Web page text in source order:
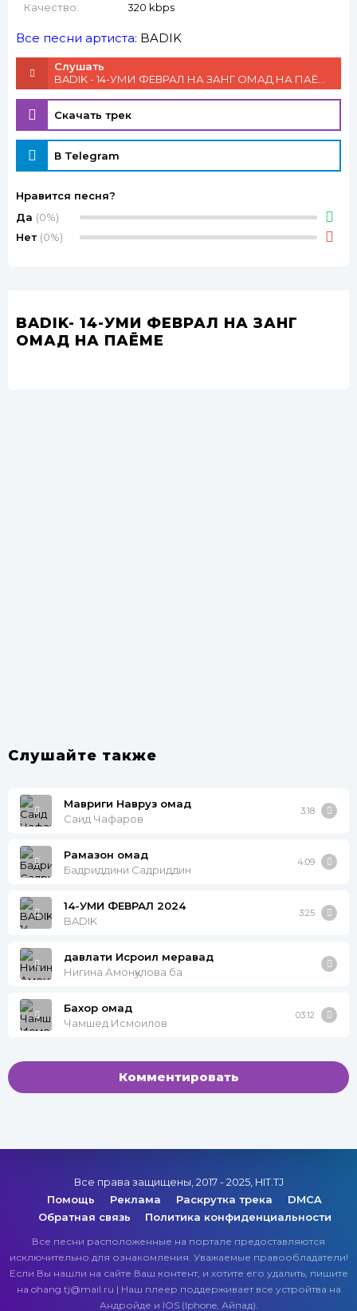
Качество:
320 kbps
Все песни артиста: BADIK
Слушать
Скачать трек
В Telegram
Нравится песня?
Да (0%)
Нет (0%)
BADIK- 14-УМИ ФЕВРАЛ НА ЗАНГ
ОМАД НА ПАЁМЕ
Слушайте также
Мавриги Навруз омад
Саид Чафаров
3:18
Рамазон омад
Бадриддини Садриддин
4:09
14-УМИ ФЕВРАЛ 2024
BADIK
3:25
давлати Исроил меравад
Нигина Амонқулова ба
Бахор омад
Чамшед Исмоилов
03:12
Комментировать
Все права защищены, 2017 - 2025, HIT.TJ
Помощь
Реклама Раскрутка трека
DMCA
Обратная связь
Политика конфиденциальности
Все песни расположенные на портале предоставляются
исключительно для ознакомления. Уважаемые правообладатели!
Если Вы нашли на сайте Ваш контент, и хотите его удалить, пишите
на ohang.tj@mail.ru | Наш плеер поддерживает все устройтва на
Андройде и IOS (Iphone, Айпад).